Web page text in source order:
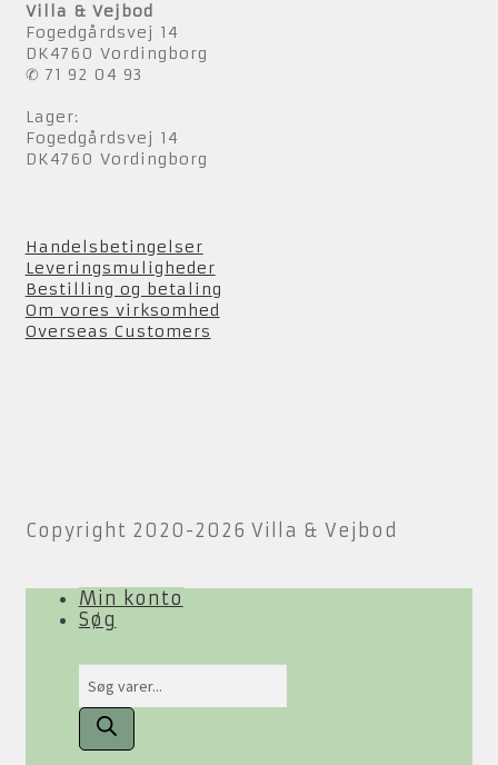
Villa & Vejbod
Fogedgårdsvej 14
DK4760 Vordingborg
✆ 71 92 04 93
Lager:
Fogedgårdsvej 14
DK4760 Vordingborg
Handelsbetingelser
Leveringsmuligheder
Bestilling og betaling
Om vores virksomhed
Overseas Customers
Copyright 2020-2026 Villa & Vejbod
Min konto
Søg
Products
search